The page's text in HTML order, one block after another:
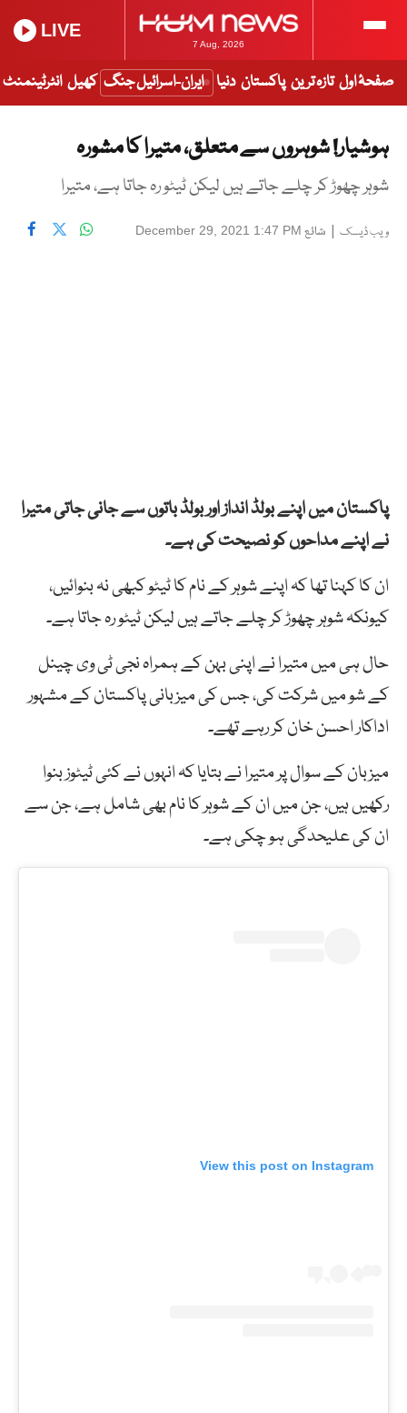
7 Aug, 2026
LIVE
صفحۂ اول تازہ ترین پاکستان دنیا ایران-اسرائیل جنگ کھیل انٹرٹینمنٹ
ہوشیار! شوہروں سے متعلق، متیرا کا مشورہ
شوہر چھوڑ کر چلے جاتے ہیں لیکن ٹیٹو رہ جاتا ہے، متیرا
ویب ڈیسک | شائع December 29, 2021 1:47 PM
پاکستان میں اپنے بولڈ انداز اور بولڈ باتوں سے جانی جاتی متیرا
نے اپنے مداحوں کو نصیحت کی ہے۔
ان کا کہنا تھا کہ اپنے شوہر کے نام کا ٹیٹو کبھی نہ بنوائیں،
کیونکہ شوہر چھوڑ کر چلے جاتے ہیں لیکن ٹیٹو رہ جاتا ہے۔
حال ہی میں متیرا نے اپنی بہن کے ہمراہ نجی ٹی وی چینل
کے شو میں شرکت کی، جس کی میزبانی پاکستان کے مشہور
اداکار احسن خان کر رہے تھے۔
میزبان کے سوال پر متیرا نے بتایا کہ انہوں نے کئی ٹیٹوز بنوا
رکھیں ہیں، جن میں ان کے شوہر کا نام بھی شامل ہے، جن سے
ان کی علیحدگی ہو چکی ہے۔
View this post on Instagram